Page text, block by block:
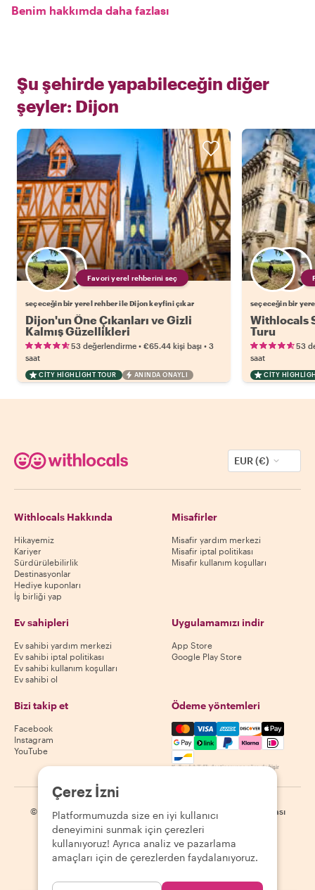
Benim hakkımda daha fazlası
Şu şehirde yapabileceğin diğer
şeyler: Dijon
Favori yerel rehberini seç
seçeceğin bir yerel rehber ile Dijon keyfini çıkar
Dijon'un Öne Çıkanları ve Gizli
Kalmış Güzellikleri
53 değerlendirme • €65.44 kişi başı • 3
saat
CITY HIGHLIGHT TOUR ANINDA ONAYLI
seçeceğin bir
Withlocals
Turu
53
saat
CITY
EUR (€)
Withlocals Hakkında
Hikayemiz
Kariyer
Sürdürülebilirlik
Destinasyonlar
Hediye kuponları
İş birliği yap
Misafirler
Misafir yardım merkezi
Misafir iptal politikası
Misafir kullanım koşulları
Ev sahipleri
Ev sahibi yardım merkezi
Ev sahibi iptal politikası
Ev sahibi kullanım koşulları
Ev sahibi ol
Uygulamamızı indir
App Store
Google Play Store
Bizi takip et
Facebook
Instagram
YouTube
Ödeme yöntemleri
Mastercard, Visa, Amex,
Kullanılabilirlik destinasyona göre değişir
© 2026 Withlocals.com Gizlilik Politikası | Site haritası
Çerez İzni
Platformumuzda size en iyi kullanıcı
deneyimini sunmak için çerezleri
kullanıyoruz! Ayrıca analiz ve pazarlama
amaçları için de çerezlerden faydalanıyoruz.